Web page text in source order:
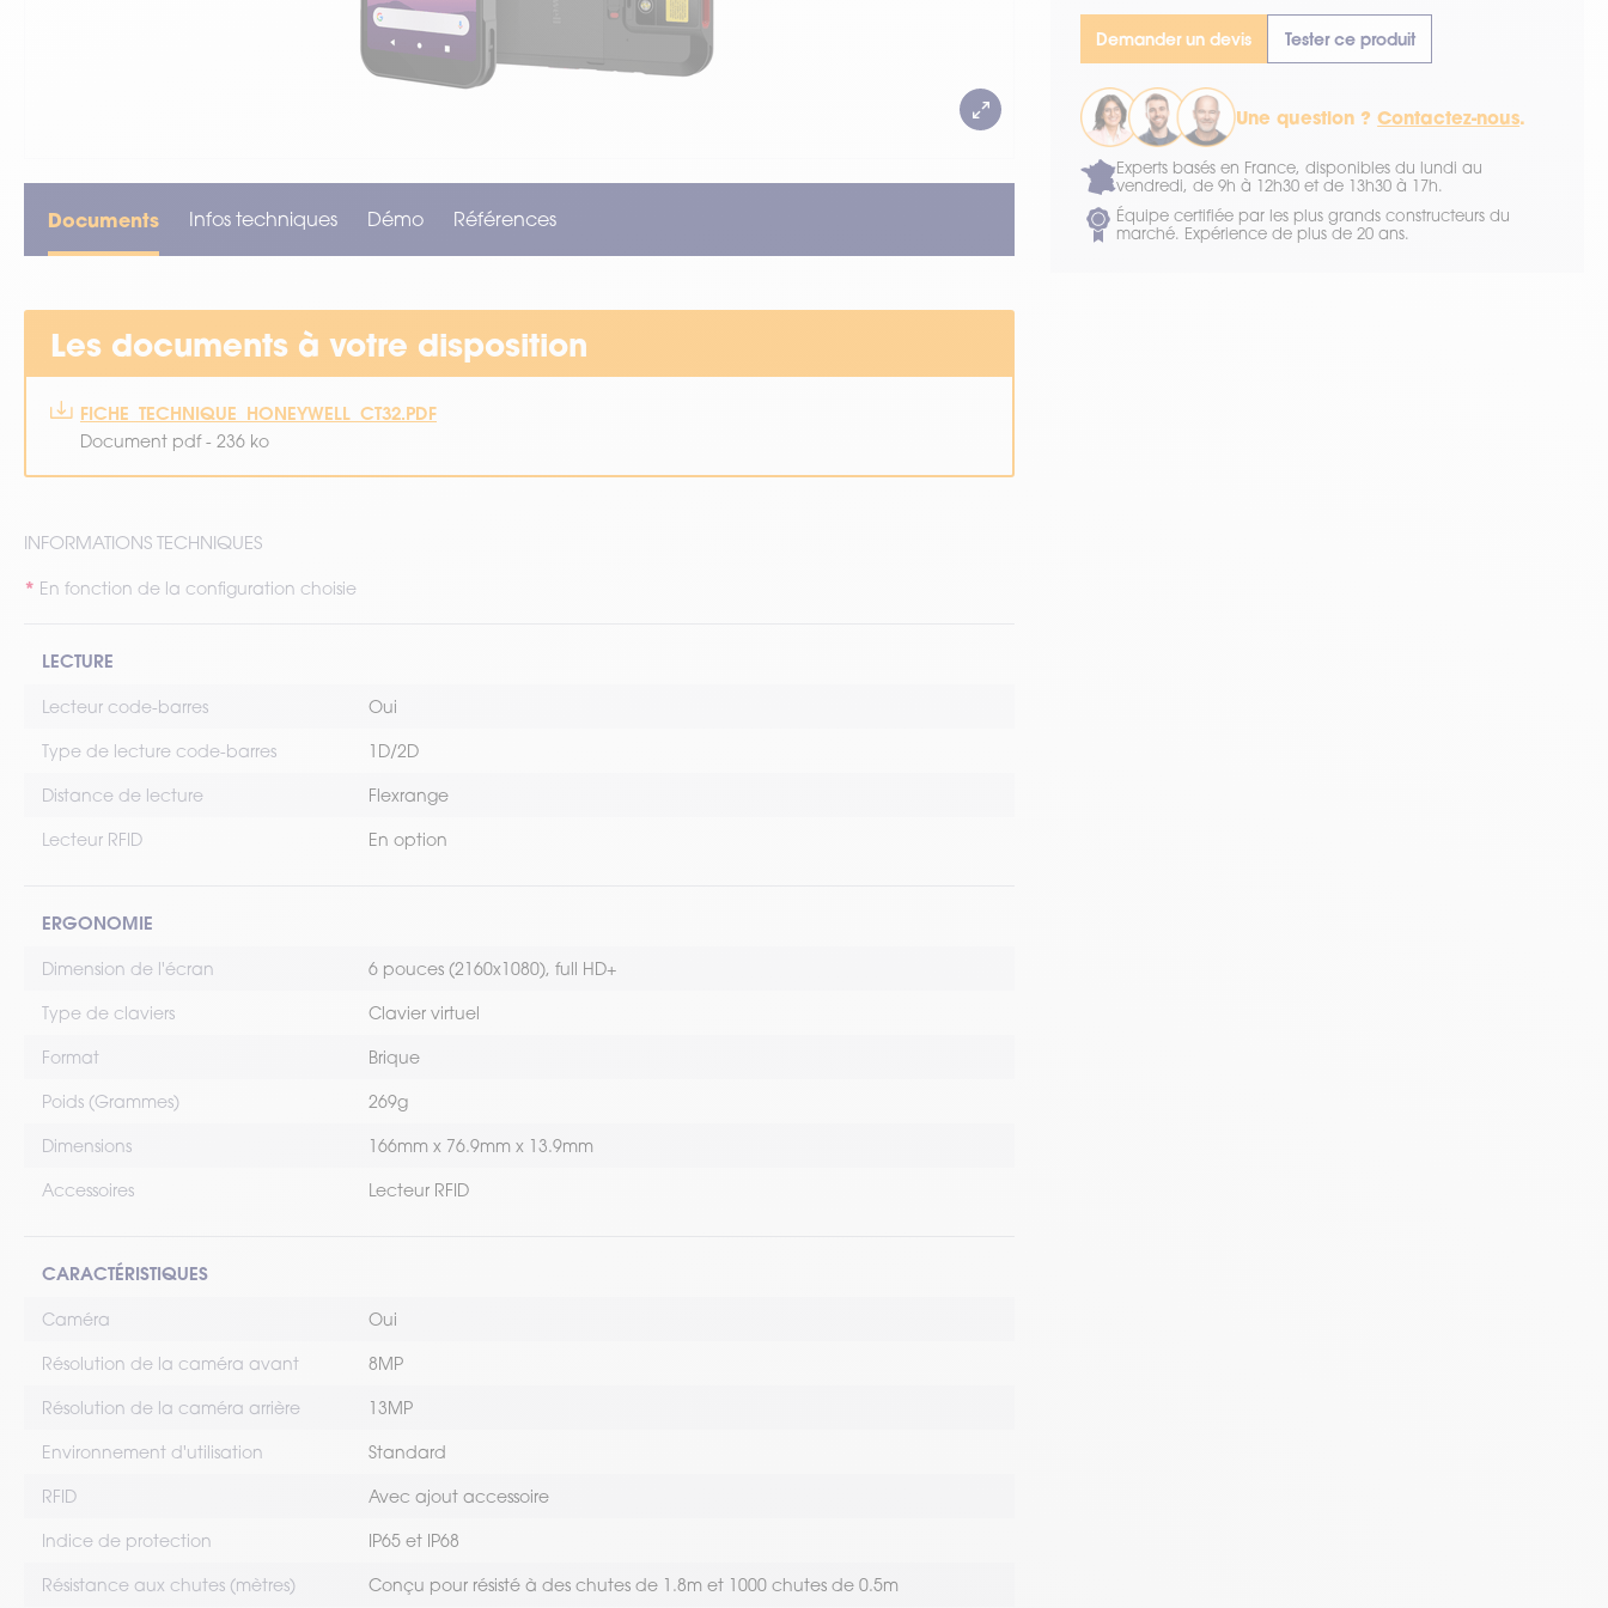
Demander un devis Tester ce produit
Une question ?Contactez-nous.
Experts basés en France, disponibles du lundi au
vendredi, de 9h à 12h30 et de 13h30 à 17h.
Équipe certifiée par les plus grands constructeurs du
marché. Expérience de plus de 20 ans.
Documents Infos techniques Démo Références
Les documents à votre disposition
FICHE_TECHNIQUE_HONEYWELL_CT32.PDF
Document pdf - 236 ko
INFORMATIONS TECHNIQUES
En fonction de la configuration choisie
LECTURE
Lecteur code-barres Oui
Type de lecture code-barres 1D/2D
Distance de lecture Flexrange
Lecteur RFID En option
ERGONOMIE
Dimension de l'écran 6 pouces (2160x1080), full HD+
Type de claviers Clavier virtuel
Format Brique
Poids (Grammes) 269g
Dimensions 166mm x 76.9mm x 13.9mm
Accessoires Lecteur RFID
CARACTÉRISTIQUES
Caméra Oui
Résolution de la caméra avant 8MP
Résolution de la caméra arrière 13MP
Environnement d'utilisation Standard
RFID Avec ajout accessoire
Indice de protection IP65 et IP68
Résistance aux chutes (mètres) Conçu pour résisté à des chutes de 1.8m et 1000 chutes de 0.5m